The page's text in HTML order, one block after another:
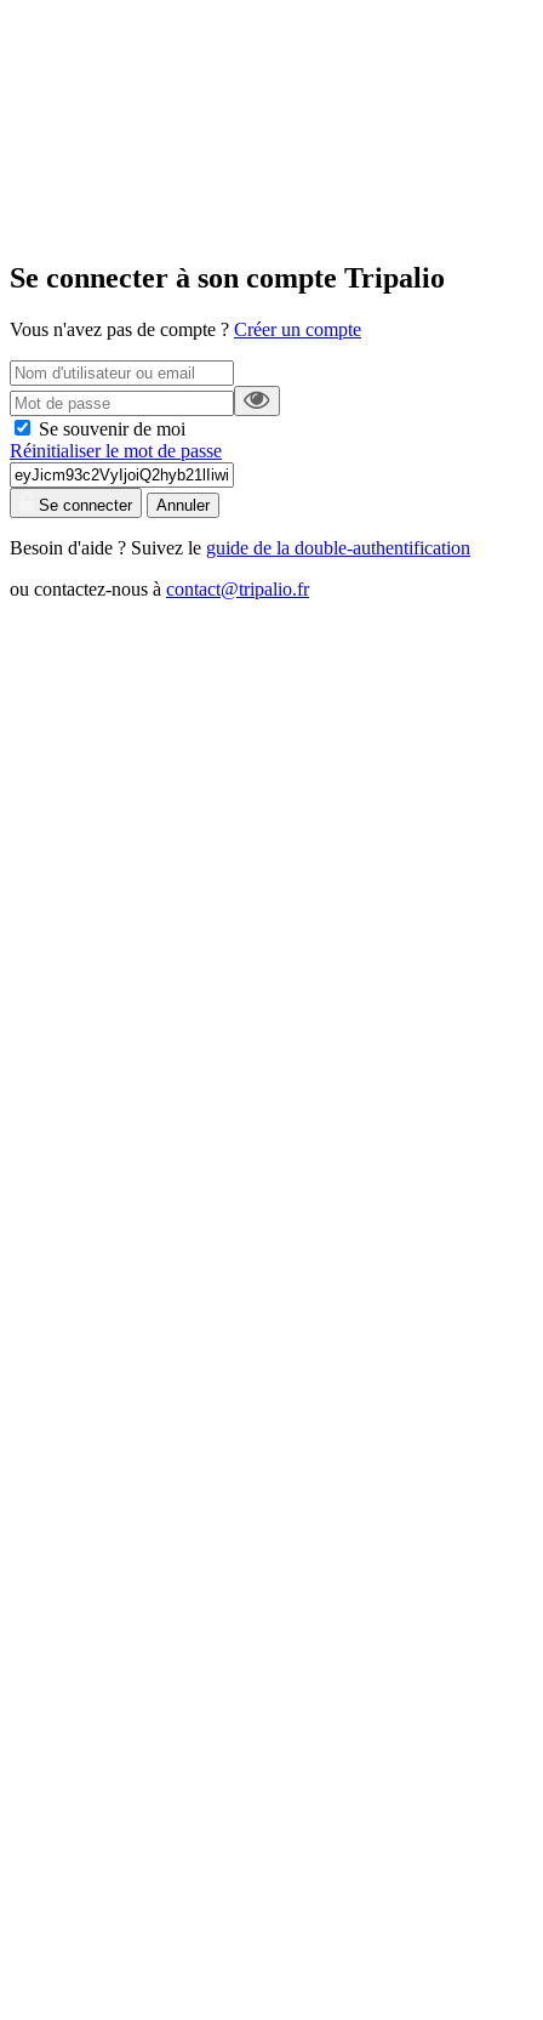
Se connecter à son compte Tripalio
Vous n'avez pas de compte ? Créer un compte
Se souvenir de moi
Réinitialiser le mot de passe
Se connecter Annuler
Besoin d'aide ? Suivez le guide de la double-authentification
ou contactez-nous à contact@tripalio.fr